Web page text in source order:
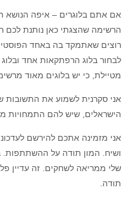
אם אתם בלוגרים – איפה הנושא
הרשימה שהצגתי כאן נותנת לכם
רוצים שאתמקד בה באחד
לבחור בלוג הרפתקאות אחד
מטיילת, כי יש בלוגים מאוד
אני סקרנית לשמוע את התשובות
הישראלים, שיש להם התמחויות
אני מזמינה אתכם להירשם
ושיח. המון תודה על
שלי ממריאה לשחקים. זה עדיין
תודה.